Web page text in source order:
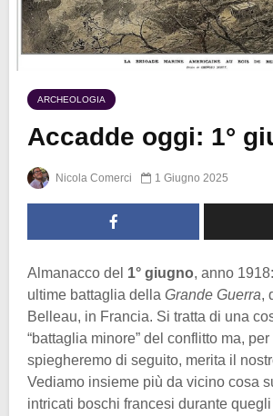
ARCHEOLOGIA
Accadde oggi: 1°
Nicola Comerci 1 Giugno 2025
Almanacco del 1° giugno, anno
ultime battaglia della Grande Guerra,
Belleau, in Francia. Si tratta di una
“battaglia minore” del conflitto ma,
spiegheremo di seguito, merita il
Vediamo insieme più da vicino cosa
intricati boschi francesi durante